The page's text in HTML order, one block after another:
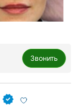
Звонить